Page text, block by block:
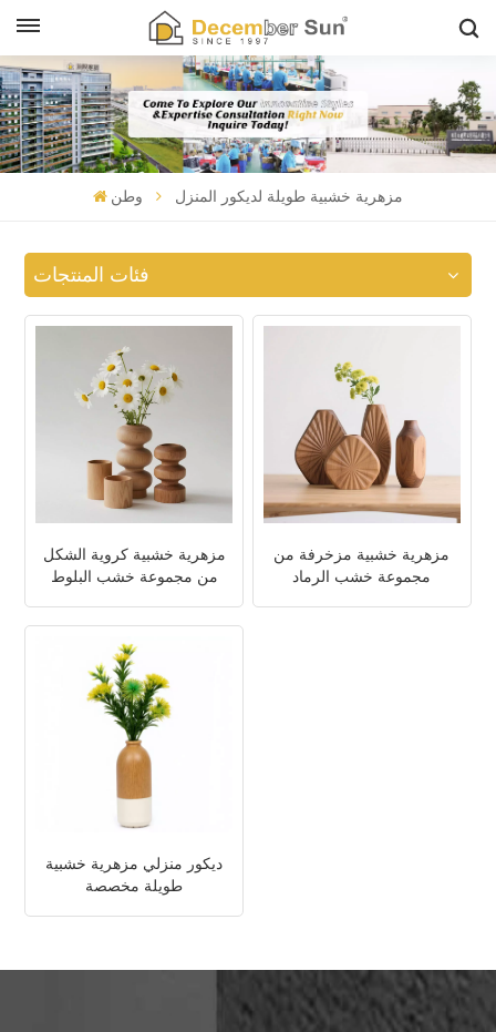
وطن مزهرية خشبية طويلة لديكور المنزل
فئات المنتجات
مزهرية خشبية كروية الشكل
من مجموعة خشب البلوط
مزهرية خشبية مزخرفة من
مجموعة خشب الرماد
ديكور منزلي مزهرية خشبية
طويلة مخصصة